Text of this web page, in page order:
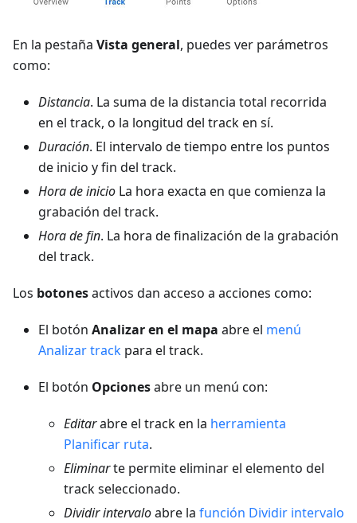
En la pestaña Vista general, puedes ver parámetros
como:
Distancia. La suma de la distancia total recorrida
en el track, o la longitud del track en sí.
Duración. El intervalo de tiempo entre los puntos
de inicio y fin del track.
Hora de inicio La hora exacta en que comienza la
grabación del track.
Hora de fin. La hora de finalización de la grabación
del track.
Los botonesactivos dan acceso a acciones como:
El botón Analizar en el mapa abre el menú
Analizar track para el track.
El botón Opcionesabre un menú con:
Editarabre el track en la herramienta
Planificar ruta.
Eliminarte permite eliminar el elemento del
track seleccionado.
Dividir intervaloabre la función Dividir intervalo